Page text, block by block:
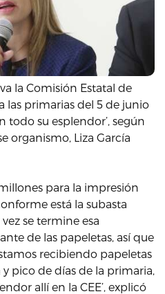
la Comisión Estatal de
las primarias del 5 de junio
todo su esplendor’, según
organismo, Liza García
para la impresión
está la subasta
se termine esa
de las papeletas, así que
recibiendo papeletas
pico de días de la primaria,
allí en la CEE’, explicó